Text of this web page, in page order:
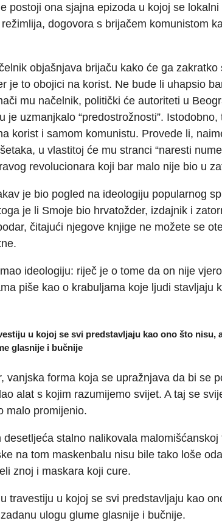
postoji ona sjajna epizoda u kojoj se lokalni
dogovora s brijačem komunistom
objašnjava brijaču kako će ga zakratko
je to obojici na korist. Ne bude li uhapsio
mu načelnik, politički će autoriteti u
je uzmanjkalo “predostrožnosti”. Istodobno,
korist i samom komunistu. Provede li,
u vlastitoj će mu stranci “naresti
revolucionara koji bar malo nije bio u
je bio pogled na ideologiju popularnog
je li Smoje bio hrvatožder, izdajnik i
čitajući njegove knjige ne možete se
ideologiju: riječ je o tome da on nije
piše kao o krabuljama koje ljudi stavljaju
u kojoj se svi predstavljaju kao ono što nisu,
glasnije i bučnije
vanjska forma koja se upražnjava da bi se
alat s kojim razumijemo svijet. A taj se
malo promijenio.
stalno nalikovala malomišćanskoj
na tom maskenbalu nisu bile tako loše
znoj i maskara koji cure.
travestiju u kojoj se svi predstavljaju kao
ulogu glume glasnije i bučnije.